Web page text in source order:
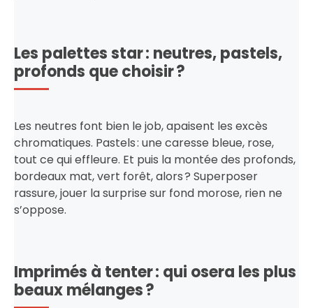
Les palettes star : neutres, pastels,
profonds que choisir ?
Les neutres font bien le job, apaisent les excès
chromatiques. Pastels : une caresse bleue, rose,
tout ce qui effleure. Et puis la montée des profonds,
bordeaux mat, vert forêt, alors ? Superposer
rassure, jouer la surprise sur fond morose, rien ne
s’oppose.
Imprimés à tenter : qui osera les plus
beaux mélanges ?